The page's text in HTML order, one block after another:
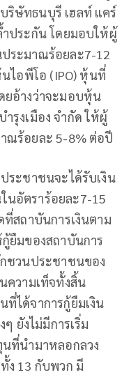
ริษัทธนบุรี เฮลท์ แคร์
ประกัน โดยมอบให้ผู้
ระมาณร้อยละ7-12
ไอพีโอ (IPO) หุ้นที่
ยอ้างว่าจะมอบหุ้น
รุงเมือง จำกัด ให้ผู้
ณร้อยละ 5-8% ต่อปี
ระชาชนจะได้รับเงิน
อัตราร้อยละ7-15
ที่สถาบันการเงินตาม
ยืมของสถาบันการ
ชวนประชาชนของ
ความเท็จทั้งสิ้น
ที่ได้จาการกู้ยืมเงิน
ยังไม่มีการเริ่ม
นที่นำมาหลอกลวง
ง 13 กับพวก มี